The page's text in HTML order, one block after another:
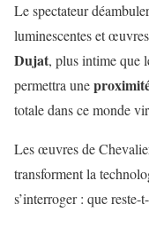
Le spectateur
luminescentes et
Dujat, plus intime que
permettra une
totale dans ce monde
Les œuvres de
transforment la
s’interroger : que reste-